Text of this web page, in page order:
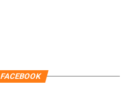
FACEBOOK